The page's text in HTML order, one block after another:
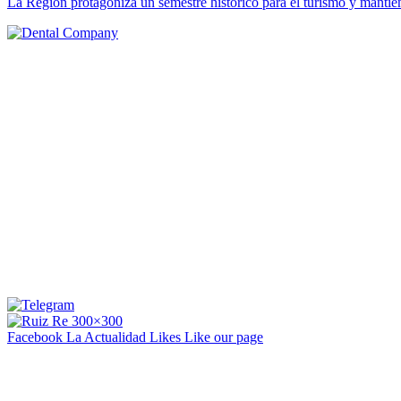
Facebook La Actualidad Likes Like our page